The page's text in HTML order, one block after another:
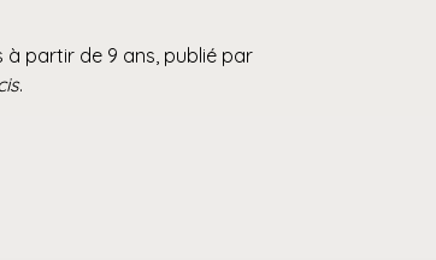
partir de 9 ans, publié par
.